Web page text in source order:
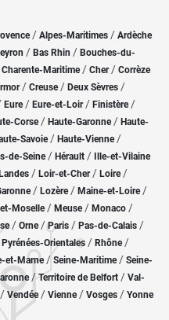
/ Alpes-Maritimes / Ardèche
/ Bas Rhin / Bouches-du-
Charente-Maritime/ Cher / Corrèze
/ Creuse/ Deux Sèvres /
Eure/ Eure-et-Loir / Finistère/
Corse/ Haute-Garonne/ Haute-
Savoie/ Haute-Vienne/
de-Seine/ Hérault / Ille-et-Vilaine
Landes / Loir-et-Cher/ Loire/
/ Lozère / Maine-et-Loire/
Moselle/ Meuse/ Monaco /
/ Orne/Paris / Pas-de-Calais /
Pyrénées-Orientales / Rhône/
et-Marne/ Seine-Maritime/ Seine-
/Territoire de Belfort / Val-
Vendée/ Vienne/ Vosges / Yonne